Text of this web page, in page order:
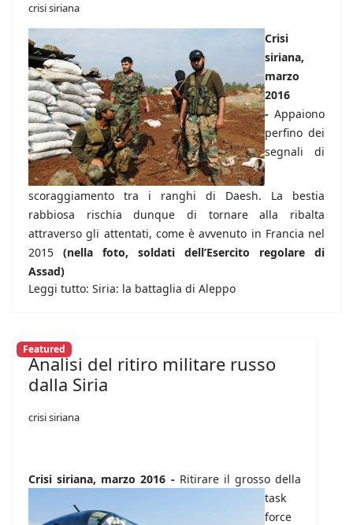
crisi siriana
Crisi
siriana,
marzo
2016
- Appaiono
perfino dei
segnali di
scoraggiamento tra i ranghi di Daesh. La bestia
rabbiosa rischia dunque di tornare alla ribalta
attraverso gli attentati, come è avvenuto in Francia nel
2015 (nella foto, soldati dell’Esercito regolare di
Assad)
Leggi tutto: Siria: la battaglia di Aleppo
Featured
Analisi del ritiro militare russo
dalla Siria
crisi siriana
Crisi siriana, marzo 2016 - Ritirare il grosso della
task
force